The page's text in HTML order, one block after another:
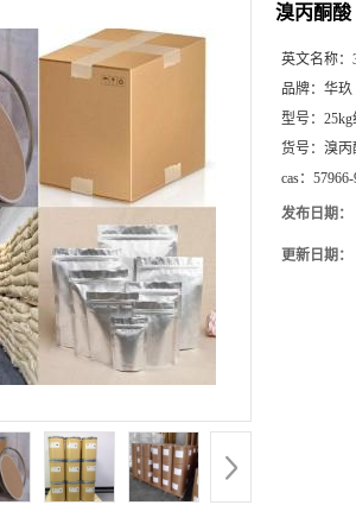
溴丙酮酸
英文名称：
品牌： 华玖
型号：
货号： 溴丙
cas：
发布日期：
更新日期：